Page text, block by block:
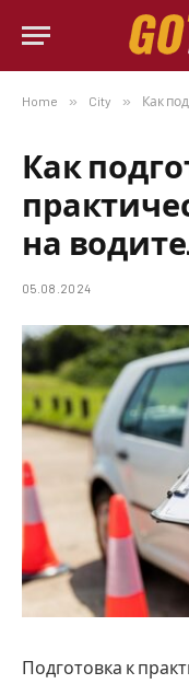
Home » City » Как
Как
на
05.08.2024
Подготовка к